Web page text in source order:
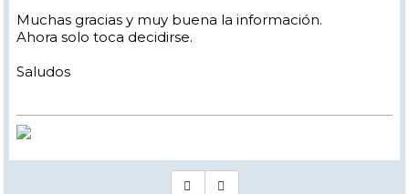
Muchas gracias y muy buena la información.
Ahora solo toca decidirse.
Saludos